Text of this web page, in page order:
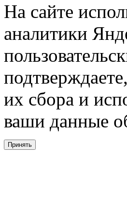
На сайте
аналитики
их сбора и
ваши данные
Принять